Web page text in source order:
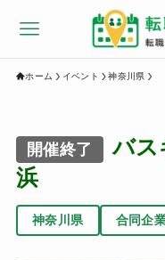
ホーム イベント 神奈川県
開催終了
バス
浜
神奈川県 合同企